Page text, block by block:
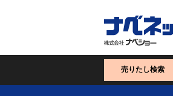
売りたし検索